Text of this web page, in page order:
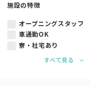
施設の特徴
オープニングスタッフ
車通勤OK
寮・社宅あり
すべて見る